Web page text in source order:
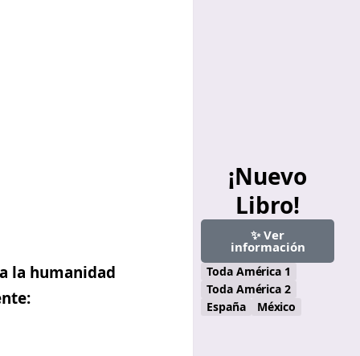
la humanidad
¡Nuevo
Libro!
✨ Ver
información
Toda América 1
Toda América 2
España
México